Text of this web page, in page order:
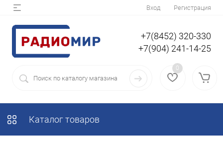
Вход Регистрация
+7(8452) 320-330
+7(904) 241-14-25
0
Каталог товаров